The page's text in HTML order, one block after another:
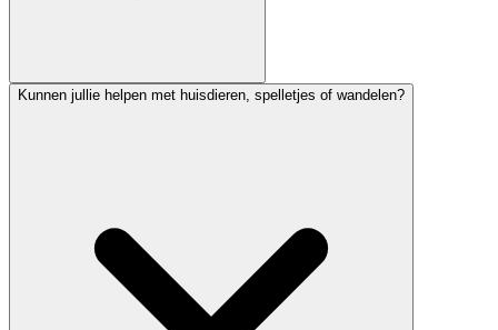
Kunnen jullie helpen met huisdieren, spelletjes of wandelen?